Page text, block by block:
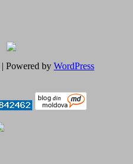
| Powered by WordPress